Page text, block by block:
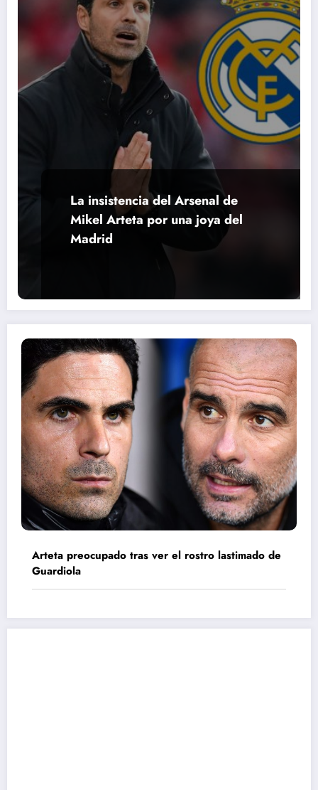
La insistencia del Arsenal de
Mikel Arteta por una joya del
Madrid
Arteta preocupado tras ver el rostro lastimado de
Guardiola